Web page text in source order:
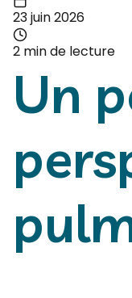
23 juin 2026
2 min de lecture
Un